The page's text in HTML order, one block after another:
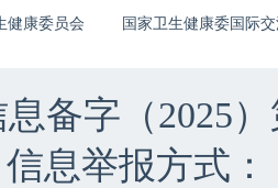
健康委员会 国家卫生健康委国际
备字（2025
信息举报方式：